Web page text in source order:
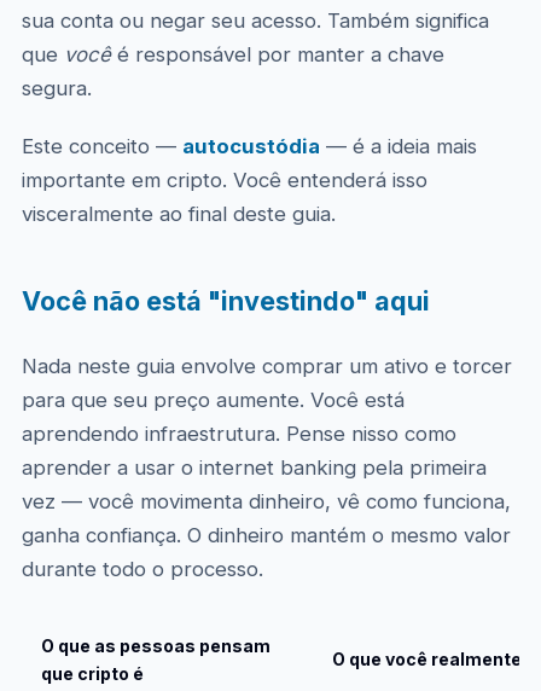
sua conta ou negar seu acesso. Também significa
que vocêé responsável por manter a chave
segura.
Este conceito — autocustódia — é a ideia mais
importante em cripto. Você entenderá isso
visceralmente ao final deste guia.
Você não está "investindo" aqui
Nada neste guia envolve comprar um ativo e torcer
para que seu preço aumente. Você está
aprendendo infraestrutura. Pense nisso como
aprender a usar o internet banking pela primeira
vez — você movimenta dinheiro, vê como funciona,
ganha confiança. O dinheiro mantém o mesmo valor
durante todo o processo.
O que as pessoas pensam
que cripto é
O que você realmente